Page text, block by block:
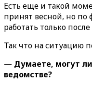
Есть еще и такой
принят весной, но по
работать только
Так что на ситуацию
— Думаете, могут
ведомстве?